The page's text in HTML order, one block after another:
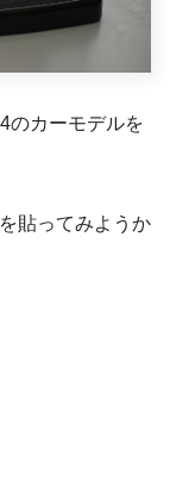
のカーモデルを
貼ってみようか